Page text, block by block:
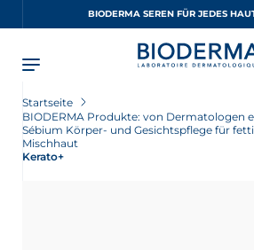
BIODERMA SEREN FÜR JEDES
Startseite
BIODERMA Produkte: von Dermatologen
Sébium Körper- und Gesichtspflege für
Mischhaut
Kerato+